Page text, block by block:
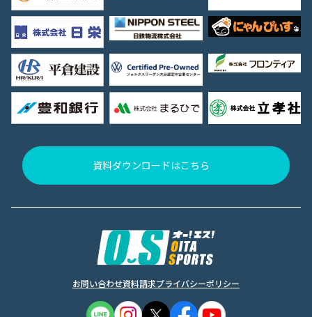
資料ダウンロードはこちら
お問い合わせ資料請求プライバシーポリシー